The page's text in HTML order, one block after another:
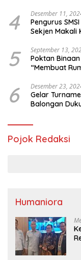
4 Desember 11,
Pengurus
Sekjen Makali
5 September 13,
Poktan
“Membuat
6 Desember 23,
Gelar
Balongan
Pojok Redaksi
Humaniora